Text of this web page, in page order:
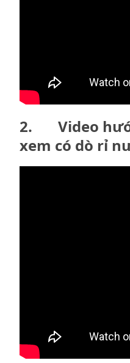
2. Video
xem có dò rỉ